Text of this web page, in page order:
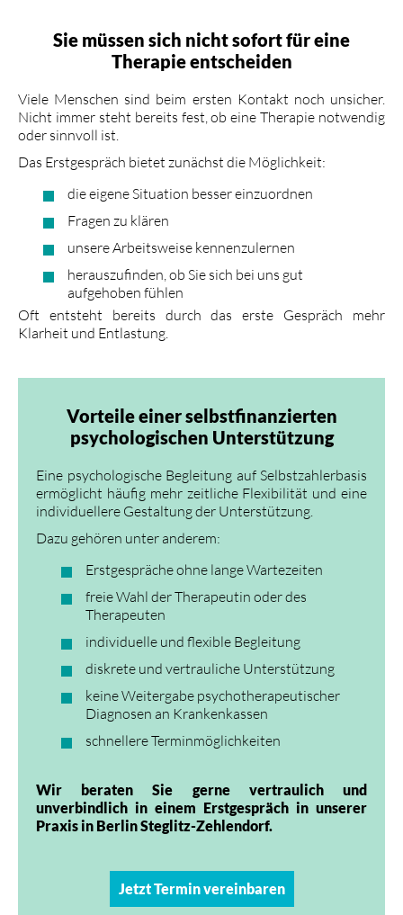
Sie müssen sich nicht sofort für eine
Therapie entscheiden
Viele Menschen sind beim ersten Kontakt noch unsicher.
Nicht immer steht bereits fest, ob eine Therapie notwendig
oder sinnvoll ist.
Das Erstgespräch bietet zunächst die Möglichkeit:
die eigene Situation besser einzuordnen
Fragen zu klären
unsere Arbeitsweise kennenzulernen
herauszufinden, ob Sie sich bei uns gut
aufgehoben fühlen
Oft entsteht bereits durch das erste Gespräch mehr
Klarheit und Entlastung.
Vorteile einer selbstfinanzierten
psychologischen Unterstützung
Eine psychologische Begleitung auf Selbstzahlerbasis
ermöglicht häufig mehr zeitliche Flexibilität und eine
individuellere Gestaltung der Unterstützung.
Dazu gehören unter anderem:
Erstgespräche ohne lange Wartezeiten
freie Wahl der Therapeutin oder des
Therapeuten
individuelle und flexible Begleitung
diskrete und vertrauliche Unterstützung
keine Weitergabe psychotherapeutischer
Diagnosen an Krankenkassen
schnellere Terminmöglichkeiten
Wir beraten Sie gerne vertraulich und
unverbindlich in einem Erstgespräch in unserer
Praxis in Berlin Steglitz-Zehlendorf.
Jetzt Termin vereinbaren